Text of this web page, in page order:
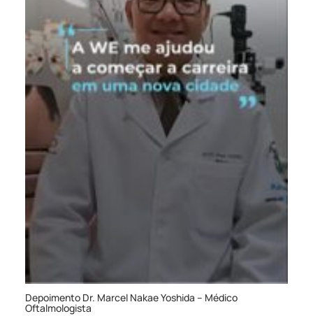
Depoimento Dr. Marcel Nakae Yoshida – Médico
Oftalmologista